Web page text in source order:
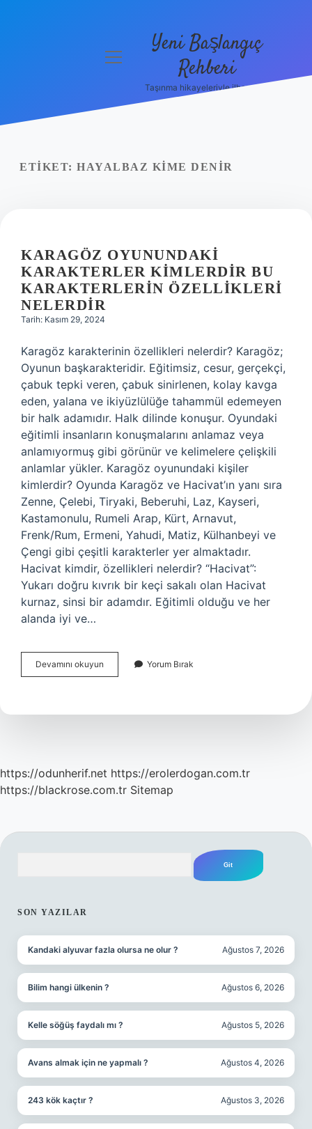
Politikası
menüyü
Yeni Başlangıç
Rehberi
Taşınma hikayeleriyle ilham bul!
ETIKET: HAYALBAZ KIME DENIR
KARAGÖZ OYUNUNDAKI
KARAKTERLER KIMLERDIR BU
KARAKTERLERIN ÖZELLIKLERI
NELERDIR
Tarih: Kasım 29, 2024
Karagöz karakterinin özellikleri nelerdir? Karagöz;
Oyunun başkarakteridir. Eğitimsiz, cesur, gerçekçi,
çabuk tepki veren, çabuk sinirlenen, kolay kavga
eden, yalana ve ikiyüzlülüğe tahammül edemeyen
bir halk adamıdır. Halk dilinde konuşur. Oyundaki
eğitimli insanların konuşmalarını anlamaz veya
anlamıyormuş gibi görünür ve kelimelere çelişkili
anlamlar yükler. Karagöz oyunundaki kişiler
kimlerdir? Oyunda Karagöz ve Hacivat’ın yanı sıra
Zenne, Çelebi, Tiryaki, Beberuhi, Laz, Kayseri,
Kastamonulu, Rumeli Arap, Kürt, Arnavut,
Frenk/Rum, Ermeni, Yahudi, Matiz, Külhanbeyi ve
Çengi gibi çeşitli karakterler yer almaktadır.
Hacivat kimdir, özellikleri nelerdir? “Hacivat”:
Yukarı doğru kıvrık bir keçi sakalı olan Hacivat
kurnaz, sinsi bir adamdır. Eğitimli olduğu ve her
alanda iyi ve…
Devamını okuyun Karagöz
Oyunundaki
Bu
Yorum Bırak
https://odunherif.net https://erolerdogan.com.tr
https://blackrose.com.tr Sitemap
SON YAZILAR
Kandaki alyuvar fazla olursa ne olur ? Ağustos 7, 2026
Bilim hangi ülkenin ? Ağustos 6, 2026
Kelle söğüş faydalı mı ? Ağustos 5, 2026
Avans almak için ne yapmalı ? Ağustos 4, 2026
243 kök kaçtır ? Ağustos 3, 2026